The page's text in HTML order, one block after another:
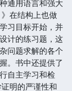
通用语言和强大
在结构上也做
习目标开始，并
计的练习题，这
问题求解的各个
。书中还提供了
自主学习和检
明的严谨性和